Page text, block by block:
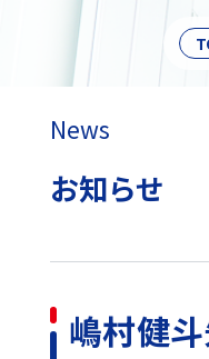
News
お知らせ
嶋村健